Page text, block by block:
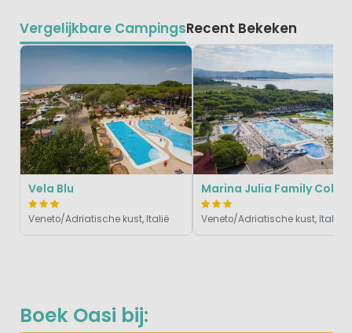
Boek Oasi bij:
Vergelijkbare CampingsRecent Bekeken
Vela Blu
Veneto/Adriatische kust, Italië Veneto/Adriatische kust, Italië